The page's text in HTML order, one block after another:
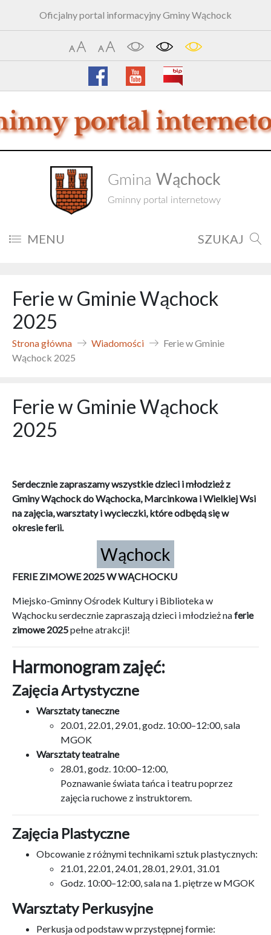
Oficjalny portal informacyjny Gminy Wąchock
Gmina Wąchock
Gminny portal internetowy
MENU SZUKAJ
Ferie w Gminie Wąchock
2025
Strona główna Wiadomości
Ferie w Gminie
Wąchock 2025
Ferie w Gminie Wąchock
2025
Serdecznie zapraszamy wszystkie dzieci i młodzież z
Gminy Wąchock do Wąchocka, Marcinkowa i Wielkiej Wsi
na zajęcia, warsztaty i wycieczki, które odbędą się w
okresie ferii.
Wąchock
FERIE ZIMOWE 2025 W WĄCHOCKU
Miejsko-Gminny Ośrodek Kultury i Biblioteka w
Wąchocku serdecznie zapraszają dzieci i młodzież naferie
zimowe 2025pełne atrakcji!
Harmonogram zajęć:
Zajęcia Artystyczne
Warsztaty taneczne
20.01, 22.01, 29.01, godz. 10:00–12:00, sala
MGOK
Warsztaty teatralne
28.01, godz. 10:00–12:00,
Poznawanie świata tańca i teatru poprzez
zajęcia ruchowe z instruktorem.
Zajęcia Plastyczne
Obcowanie z różnymi technikami sztuk plastycznych:
21.01, 22.01, 24.01, 28.01, 29.01, 31.01
Godz. 10:00–12:00, sala na 1. piętrze w MGOK
Warsztaty Perkusyjne
Perkusja od podstaw w przystępnej formie: